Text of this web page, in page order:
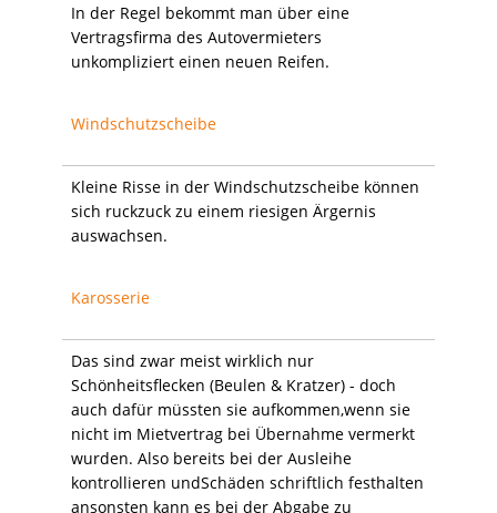
In der Regel bekommt man über eine
Vertragsfirma des Autovermieters
unkompliziert einen neuen Reifen.
Windschutzscheibe
Kleine Risse in der Windschutzscheibe können
sich ruckzuck zu einem riesigen Ärgernis
auswachsen.
Karosserie
Das sind zwar meist wirklich nur
Schönheitsflecken (Beulen & Kratzer) - doch
auch dafür müssten sie aufkommen,wenn sie
nicht im Mietvertrag bei Übernahme vermerkt
wurden. Also bereits bei der Ausleihe
kontrollieren undSchäden schriftlich festhalten
ansonsten kann es bei der Abgabe zu